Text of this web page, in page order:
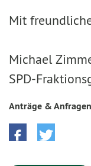
Mit
Michael
SPD-
Anträge & Anfragen